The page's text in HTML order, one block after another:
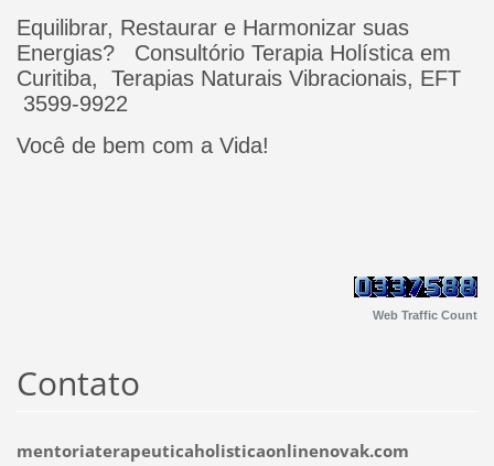
Equilibrar, Restaurar e Harmonizar suas
Energias? Consultório Terapia Holística em
Curitiba, Terapias Naturais Vibracionais, EFT
3599-9922
Você de bem com a Vida!
Web Traffic Count
Contato
mentoriaterapeuticaholisticaonlinenovak.com